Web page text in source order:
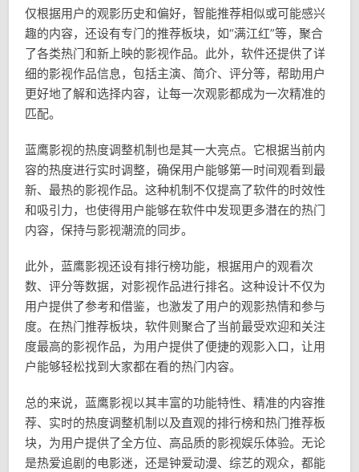
仅根据用户的观影历史和偏好，智能推荐相似或可能感兴
趣的内容，还设有专门的推荐板块，如“满江红”等，聚合
了各类热门和新上映的影视作品。此外，软件还提供了详
细的影视作品信息，包括主演、简介、评分等，帮助用户
更好地了解和选择内容，让每一次观影都成为一次精准的
匹配。
蓝鹰影视的热度调整机制也是其一大亮点。它根据当前内
容的热度进行实时调整，确保用户能够第一时间观看到最
新、最热的影视作品。这种机制不仅提高了软件的时效性
和吸引力，也使得用户能够在软件中发现更多潜在的热门
内容，保持与影视潮流的同步。
此外，蓝鹰影视还设有排行榜功能，根据用户的观看次
数、评分等数据，对影视作品进行排名。这种设计不仅为
用户提供了参考和借鉴，也激发了用户的观影热情和参与
度。在热门推荐板块，软件则聚合了当前最受欢迎和关注
度最高的影视作品，为用户提供了便捷的观影入口，让用
户能够轻松找到大家都在看的热门内容。
总的来说，蓝鹰影视以其丰富的功能特性、精准的内容推
荐、实时的热度调整机制以及直观的排行榜和热门推荐板
块，为用户提供了全方位、高品质的影视娱乐体验。无论
是热爱追剧的电影迷，还是钟爱动漫、综艺的观众，都能